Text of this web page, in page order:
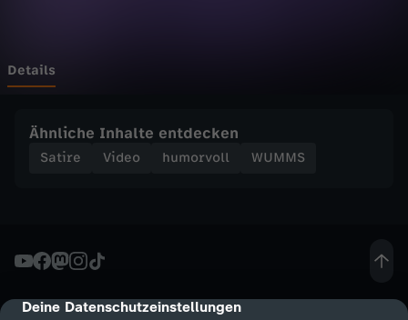
cmp-dialog-description
Deine Datenschutzeinstellungen
a
t
a
m
Details
Ähnliche Inhalte entdecken
Satire Video humorvoll WUMMS